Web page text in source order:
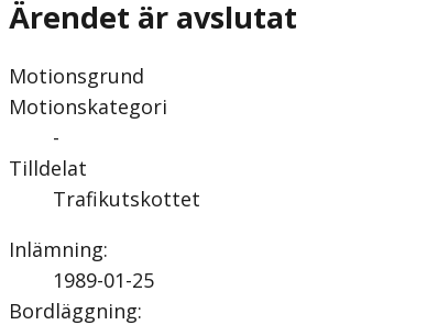
Ärendet är avslutat
Motionsgrund
Motionskategori
-
Tilldelat
Trafikutskottet
Inlämning:
1989-01-25
Bordläggning: